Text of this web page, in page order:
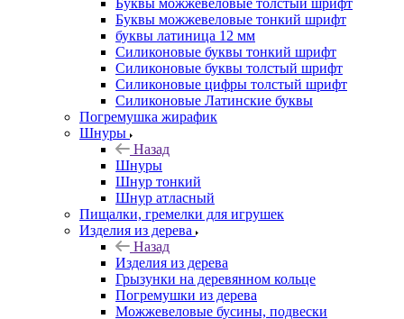
Буквы можжевеловые толстый шрифт
Буквы можжевеловые тонкий шрифт
буквы латиница 12 мм
Силиконовые буквы тонкий шрифт
Силиконовые буквы толстый шрифт
Силиконовые цифры толстый шрифт
Силиконовые Латинские буквы
Погремушка жирафик
Шнуры
Назад
Шнуры
Шнур тонкий
Шнур атласный
Пищалки, гремелки для игрушек
Изделия из дерева
Назад
Изделия из дерева
Грызунки на деревянном кольце
Погремушки из дерева
Можжевеловые бусины, подвески